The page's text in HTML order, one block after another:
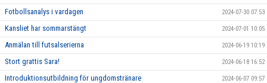
Fotbollsanalys i vardagen 2024-07-30 07:53
Kansliet har sommarstängt 2024-07-01 10:05
Anmälan till futsalserierna 2024-06-19 10:19
Stort grattis Sara! 2024-06-18 16:52
Introduktionsutbildning för ungdomstränare 2024-06-07 09:57